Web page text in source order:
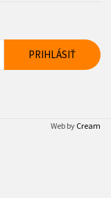
Web by Cream